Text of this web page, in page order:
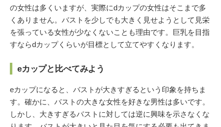
の女性は多くいますが、実際にdカップの女性はそこまで多
くありません。バストを少しでも大きく見せようとして見栄
を張っている女性が少なくないことも理由です。巨乳を目指
すならdカップくらいが目標として立てやすくなります。
eカップと比べてみよう
eカップになると、バストが大きすぎるという印象を持ちま
す。確かに、バストの大きな女性を好きな男性は多いです。
しかし、大きすぎるバストに対しては逆に興味を示さなくな